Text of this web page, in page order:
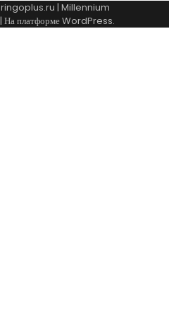
| Millennium
| На платформеWordPress.